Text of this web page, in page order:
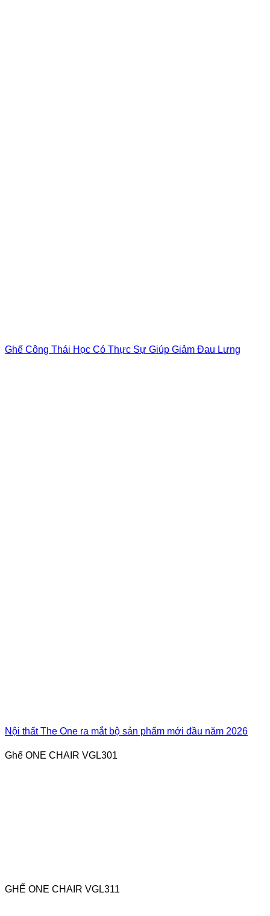
Ghế Công Thái Học Có Thực Sự Giúp Giảm Đau Lưng
Nội thất The One ra mắt bộ sản phẩm mới đầu năm 2026
Ghế ONE CHAIR VGL301
GHẾ ONE CHAIR VGL311